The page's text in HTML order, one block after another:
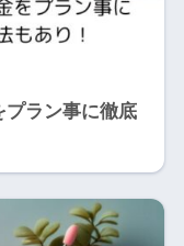
プラン事に徹底